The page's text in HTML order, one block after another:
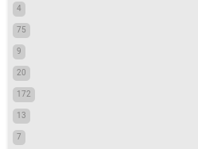
4
75
9
20
172
13
7